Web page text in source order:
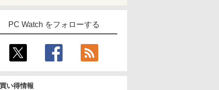
PC Watch をフォローする
い得情報